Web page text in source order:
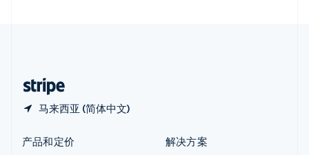
马来西亚 (简体中文)
产品和定价
解决方案